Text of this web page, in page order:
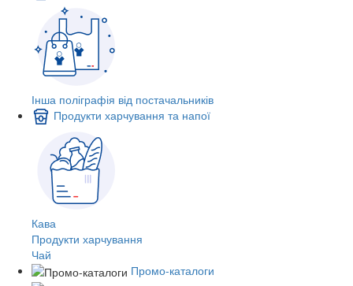
Інша поліграфія від постачальників
Продукти харчування та напої
Кава
Продукти харчування
Чай
Промо-каталоги